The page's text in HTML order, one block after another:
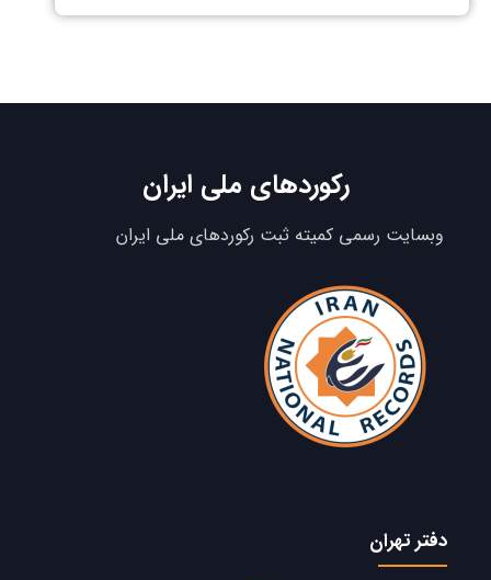
رکوردهای ملی ایران
وبسایت رسمی کمیته ثبت رکوردهای ملی ایران
دفتر تهران